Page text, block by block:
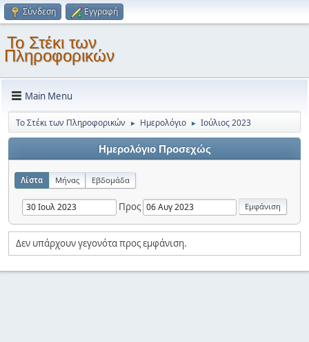
Σύνδεση Εγγραφή
Το Στέκι των
Πληροφορικών
Main Menu
Το Στέκι των Πληροφορικών ► Ημερολόγιο ► Ιούλιος 2023
Ημερολόγιο Προσεχώς
Λίστα Μήνας Εβδομάδα
Προς
Δεν υπάρχουν γεγονότα προς εμφάνιση.